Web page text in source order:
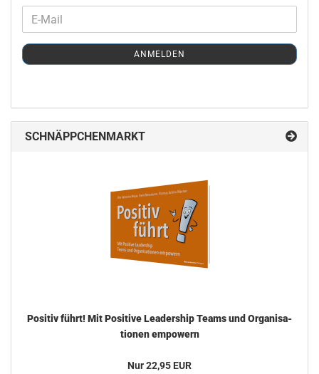
WEITER
ZUR
NEWSLETTER-
ANMELDUNG
E-
Mail
ANMELDEN
SCHNÄPPCHENMARKT
Po­si­tiv führt! Mit Po­si­ti­ve Lea­der­ship Teams und Or­ga­ni­sa­
tio­nen em­powern
Nur 22,95 EUR